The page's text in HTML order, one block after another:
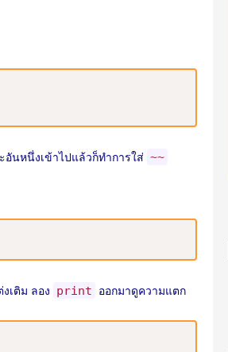
นหนึ่งเข้าไปแล้วก็ทำการใส่ ~~
เติม ลอง print ออกมาดูความแตก